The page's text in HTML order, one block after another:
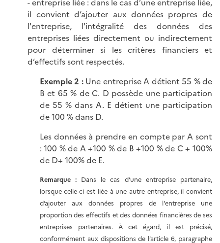
-entreprise liée : dans le cas d’une entreprise liée,
il convient d’ajouter aux données propres de
l'entreprise, l'intégralité des données des
entreprises liées directement ou indirectement
pour déterminer si les critères financiers et
d’effectifs sont respectés.
Exemple 2 : Une entreprise A détient 55 % de
B et 65 % de C. D possède une participation
de 55 % dans A. E détient une participation
de 100 % dans D.
Les données à prendre en compte par A sont
: 100 % de A +100 % de B +100 % de C + 100%
de D+ 100% de E.
Remarque :Dans le cas d’une entreprise partenaire,
lorsque celle-ci est liée à une autre entreprise, il convient
d’ajouter aux données propres de l'entreprise une
proportion des effectifs et des données financières de ses
entreprises partenaires. À cet égard, il est précisé,
conformément aux dispositions de l’article 6, paragraphe